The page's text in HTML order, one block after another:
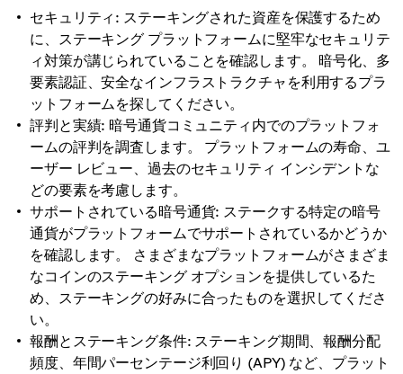
セキュリティ: ステーキングされた資産を保護するため
に、ステーキング プラットフォームに堅牢なセキュリテ
ィ対策が講じられていることを確認します。 暗号化、多
要素認証、安全なインフラストラクチャを利用するプラ
ットフォームを探してください。
評判と実績: 暗号通貨コミュニティ内でのプラットフォ
ームの評判を調査します。 プラットフォームの寿命、ユ
ーザー レビュー、過去のセキュリティ インシデントな
どの要素を考慮します。
サポートされている暗号通貨: ステークする特定の暗号
通貨がプラットフォームでサポートされているかどうか
を確認します。 さまざまなプラットフォームがさまざま
なコインのステーキング オプションを提供しているた
め、ステーキングの好みに合ったものを選択してくださ
い。
報酬とステーキング条件: ステーキング期間、報酬分配
頻度、年間パーセンテージ利回り (APY) など、プラット